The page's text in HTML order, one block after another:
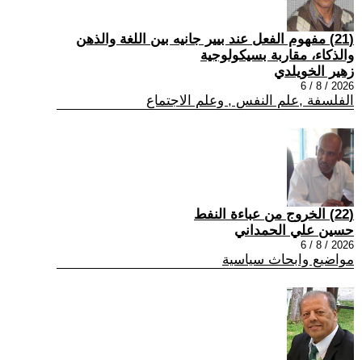
(21) مفهوم الفعل عند بيير جانيه بين اللغة والذهن
والذكاء، مقاربة بسيكولوجية
زهير الخويلدي
2026 / 8 / 6
الفلسفة ,علم النفس , وعلم الاجتماع
(22) الخروج من عباءة النفط
حسين علي الحمداني
2026 / 8 / 6
مواضيع وابحاث سياسية